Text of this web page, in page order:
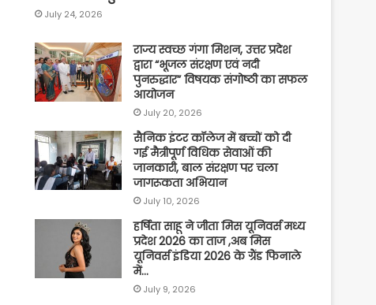
July 24, 2026
राज्य स्वच्छ गंगा मिशन, उत्तर प्रदेश
द्वारा “भूजल संरक्षण एवं नदी
पुनरुद्धार” विषयक संगोष्ठी का सफल
आयोजन
July 20, 2026
सैनिक इंटर कॉलेज में बच्चों को दी
गई मैत्रीपूर्ण विधिक सेवाओं की
जानकारी, बाल संरक्षण पर चला
जागरूकता अभियान
July 10, 2026
हर्षिता साहू ने जीता मिस यूनिवर्स मध्य
प्रदेश 2026 का ताज ,अब मिस
यूनिवर्स इंडिया 2026 के ग्रैंड फिनाले
में…
July 9, 2026